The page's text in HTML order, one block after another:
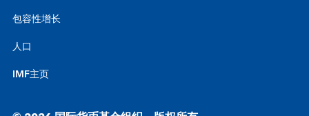
包容性增长
人口
IMF主页